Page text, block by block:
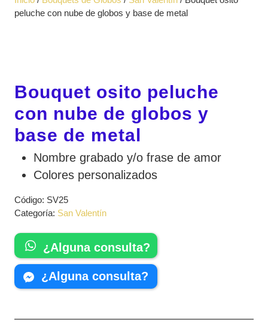
apertura
peluche con nube de globos y base de metal
Bouquet osito peluche
con nube de globos y
base de metal
Nombre grabado y/o frase de amor
Colores personalizados
Código: SV25
Categoría: San Valentín
¿Alguna consulta?
¿Alguna consulta?